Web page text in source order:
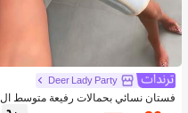
Deer Lady Party
فستان نسائي بحمالات رفيعة متوسط ال
طول ضيق الجسم، فستان صيفي مفرغ